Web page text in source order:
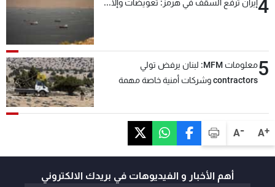
A+
A-
4إيران ترفع السقف في هرمز: تعويضات وإلّا...
5
معلومات MFM: لبنان يرفض تولي
contractors وشركات أمنية خاصة مهمة
أهم الأخبار و الفيديوهات في بريدك الالكتروني